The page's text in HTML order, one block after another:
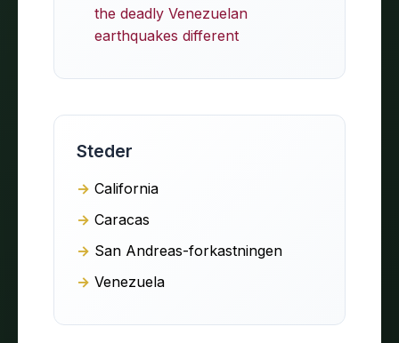
the deadly Venezuelan
earthquakes different
Steder
California
Caracas
San Andreas-forkastningen
Venezuela